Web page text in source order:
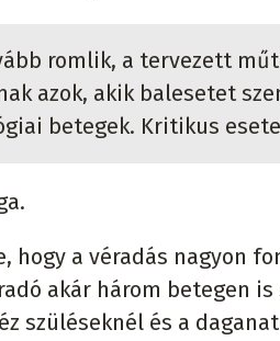
romlik, a tervezett
azok, akik balesetet
betegek. Kritikus
hogy a véradás nagyon
akár három betegen
szüléseknél és a